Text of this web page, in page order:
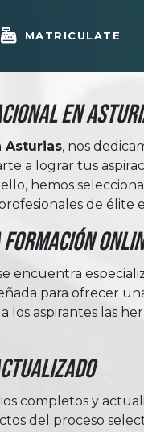
MATRICULATE
en
Asturias, nos
a lograr tus
ello, hemos
de élite
encuentra
para ofrecer
los aspirantes las
completos y
del proceso